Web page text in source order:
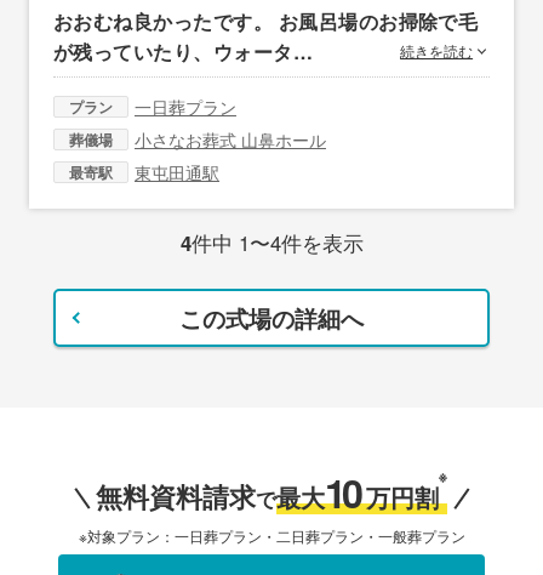
おおむね良かったです。 お風呂場のお掃除で毛
が残っていたり、ウォータ…
続きを読む
プラン 一日葬プラン
葬儀場 小さなお葬式 山鼻ホール
最寄駅 東屯田通駅
4件中 1〜4件を表示
この式場の詳細へ
無料資料請求で最大10万円割
※
※対象プラン：一日葬プラン・二日葬プラン・一般葬プラン